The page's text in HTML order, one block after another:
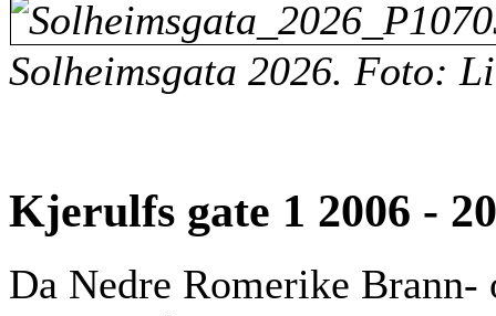
Solheimsgata 2026. Foto:
Kjerulfs gate 1 2006 -
Da Nedre Romerike Brann-